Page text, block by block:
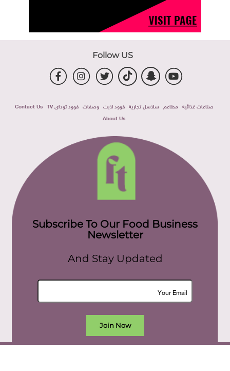
Follow US
صناعات غذائية مطاعم سلاسل تجارية فوود لايت وصفات فوود توداى TV
Contact Us
About Us
Subscribe To Our Food Business
Newsletter
And Stay Updated
Join Now